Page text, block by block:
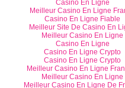
Casino En Ligne
Meilleur Casino En Ligne
Casino En Ligne Fiable
Meilleur Site De Casino En
Meilleur Casino En Ligne
Casino En Ligne
Casino En Ligne Crypto
Casino En Ligne Crypto
Meilleur Casino En Ligne
Meilleur Casino En Ligne
Meilleur Casino En Ligne De